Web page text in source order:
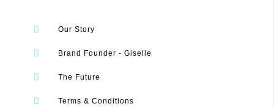
Our Story
Brand Founder - Giselle
The Future
Terms & Conditions